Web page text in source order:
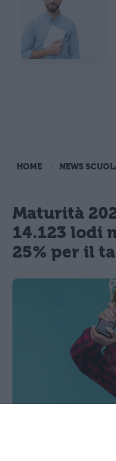
HOME NEWS
Maturità
14.123 lodi
25% per il